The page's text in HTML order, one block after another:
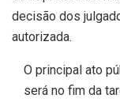
decisão dos
autorizada.
O principal ato
será no fim da